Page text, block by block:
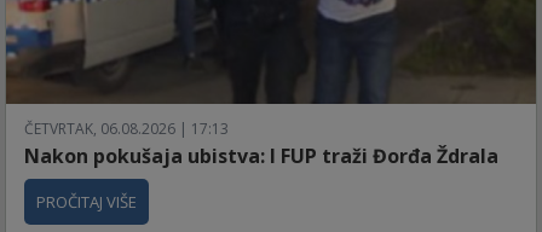
ČETVRTAK, 06.08.2026 | 17:13
Nakon pokušaja ubistva: I FUP traži Đorđa Ždrala
PROČITAJ VIŠE